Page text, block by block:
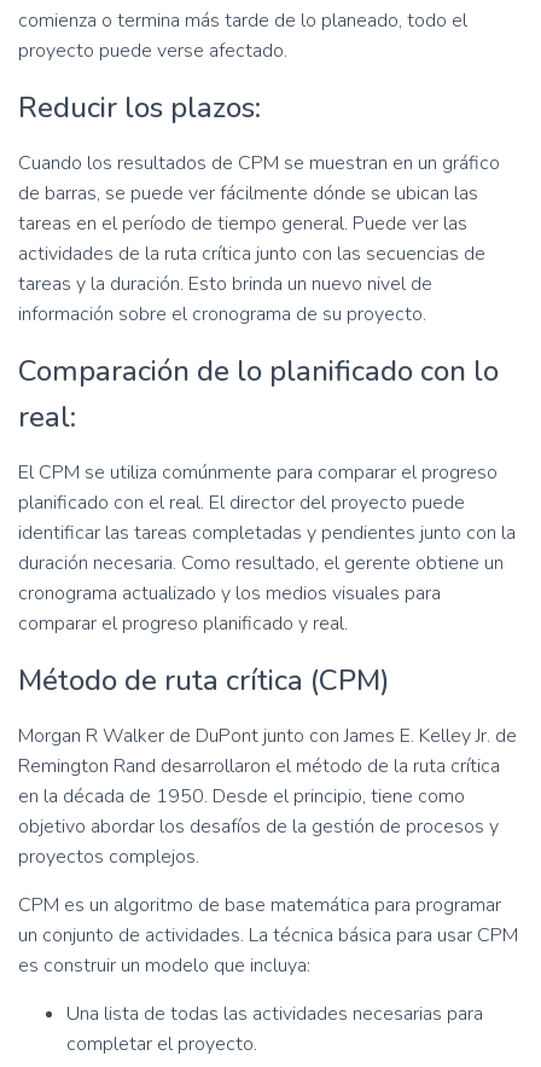
comienza o termina más tarde de lo planeado, todo el
proyecto puede verse afectado.
Reducir los plazos:
Cuando los resultados de CPM se muestran en un gráfico
de barras, se puede ver fácilmente dónde se ubican las
tareas en el período de tiempo general. Puede ver las
actividades de la ruta crítica junto con las secuencias de
tareas y la duración. Esto brinda un nuevo nivel de
información sobre el cronograma de su proyecto.
Comparación de lo planificado con lo
real:
El CPM se utiliza comúnmente para comparar el progreso
planificado con el real. El director del proyecto puede
identificar las tareas completadas y pendientes junto con la
duración necesaria. Como resultado, el gerente obtiene un
cronograma actualizado y los medios visuales para
comparar el progreso planificado y real.
Método de ruta crítica (CPM)
Morgan R Walker de DuPont junto con James E. Kelley Jr. de
Remington Rand desarrollaron el método de la ruta crítica
en la década de 1950. Desde el principio, tiene como
objetivo abordar los desafíos de la gestión de procesos y
proyectos complejos.
CPM es un algoritmo de base matemática para programar
un conjunto de actividades. La técnica básica para usar CPM
es construir un modelo que incluya:
Una lista de todas las actividades necesarias para
completar el proyecto.